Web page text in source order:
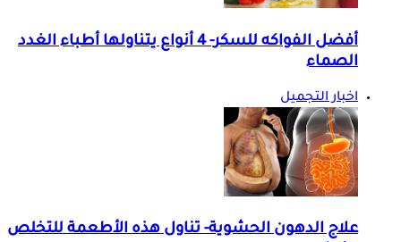
أفضل الفواكه للسكر- 4 أنواع يتناولها أطباء الغدد
الصماء
اخبار التجميل
علاج الدهون الحشوية- تناول هذه الأطعمة للتخلص